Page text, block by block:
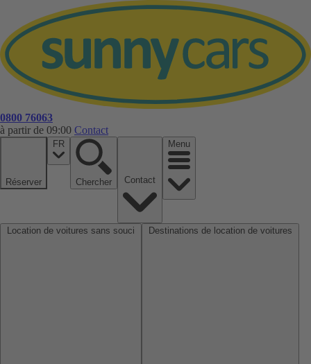
0800 76063
à partir de 09:00 Contact
Réserver
FR
Chercher
Menu